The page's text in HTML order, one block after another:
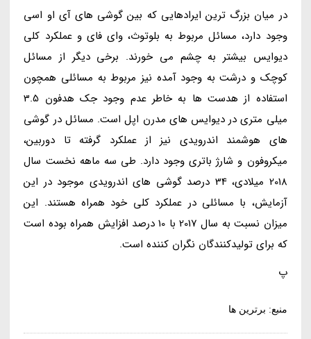
در میان بزرگ ترین ایرادهایی که بین گوشی های آی او اسی
وجود دارد، مسائل مربوط به بلوتوث، وای فای و عملکرد کلی
دیوایس بیشتر به چشم می خورند. برخی دیگر از مسائل
کوچک و درشت به وجود آمده نیز مربوط به مسائلی همچون
استفاده از هدست ها به خاطر عدم وجود جک هدفون 3.5
میلی متری در دیوایس های مدرن اپل است. مسائل در گوشی
های هوشمند اندرویدی نیز از عملکرد گرفته تا دوربین،
میکروفون و شارژ باتری وجود دارد. طی سه ماهه نخست سال
2018 میلادی، 34 درصد گوشی های اندرویدی موجود در این
آزمایش، با مسائلی در عملکرد کلی خود همراه هستند. این
میزان نسبت به سال 2017 با 10 درصد افزایش همراه بوده است
که برای تولیدکنندگان نگران کننده است.
پ
منبع: برترین ها